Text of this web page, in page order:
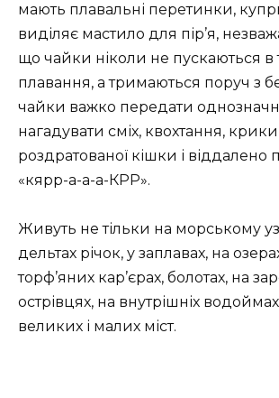
ма­ють плавальні перетинки,
виділяє мастило для пір’я,
що чайки ніколи не пускаються в
плавання, а тримаються поруч з
чайки важ­ко передати
нагадувати сміх, квохтання, крики
роздратованої кішки і віддалено
«кярр-а-а-а-КРР».
Живуть не тільки на морському
дельтах річок, у заплавах, на
торф’яних кар’єрах, болотах, на
острівцях, на внутрішніх
великих і малих міст.